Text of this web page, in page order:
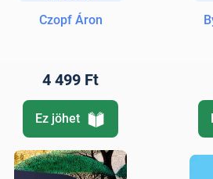
Czopf Áron
4 499 Ft
Ez jöhet